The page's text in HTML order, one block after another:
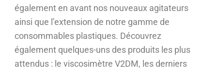
également en avant nos nouveaux agitateurs
ainsi que l’extension de notre gamme de
consommables plastiques. Découvrez
également quelques-uns des produits les plus
attendus : le viscosimètre V2DM, les derniers